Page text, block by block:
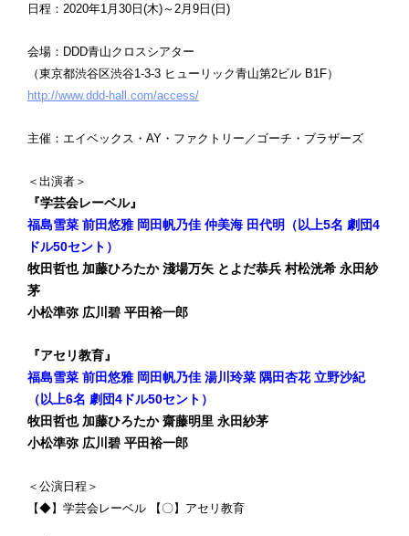
日程：2020年1月30日(木)～2月9日(日)
会場：DDD青山クロスシアター
（東京都渋谷区渋谷1-3-3 ヒューリック青山第2ビル B1F）
http://www.ddd-hall.com/access/
主催：エイベックス・AY・ファクトリー／ゴーチ・ブラザーズ
＜出演者＞
『学芸会レーベル』
福島雪菜 前田悠雅 岡田帆乃佳 仲美海 田代明（以上5名 劇団4
ドル50セント）
牧田哲也 加藤ひろたか 淺場万矢 とよだ恭兵 村松洸希 永田紗
茅
小松準弥 広川碧 平田裕一郎
『アセリ教育』
福島雪菜 前田悠雅 岡田帆乃佳 湯川玲菜 隅田杏花 立野沙紀
（以上6名 劇団4ドル50セント）
牧田哲也 加藤ひろたか 齋藤明里 永田紗茅
小松準弥 広川碧 平田裕一郎
＜公演日程＞
【◆】学芸会レーベル 【〇】アセリ教育